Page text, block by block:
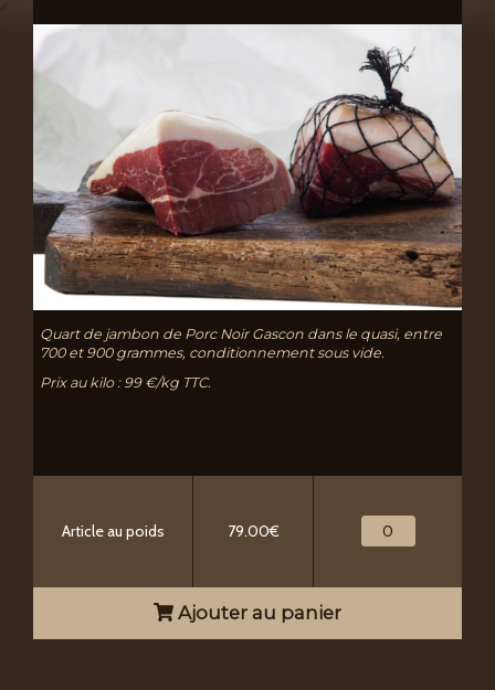
Quart de jambon de Porc Noir Gascon dans le quasi, entre
700 et 900 grammes, conditionnement sous vide.
Prix au kilo : 99 €/kg TTC.
Article au poids 79.00€
Ajouter au panier